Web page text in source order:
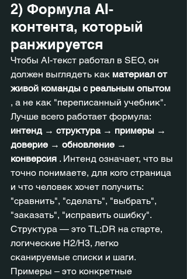
2) Формула AI-
контента, который
ранжируется
Чтобы AI-текст работал в SEO, он
должен выглядеть как материал от
живой команды с реальным опытом
, а не как "переписанный учебник".
Лучше всего работает формула:
интенд → структура → примеры →
доверие → обновление →
конверсия . Интенд означает, что вы
точно понимаете, для кого страница
и что человек хочет получить:
"сравнить", "сделать", "выбрать",
"заказать", "исправить ошибку".
Структура — это TL;DR на старте,
логические H2/H3, легко
сканируемые списки и шаги.
Примеры – это конкретные